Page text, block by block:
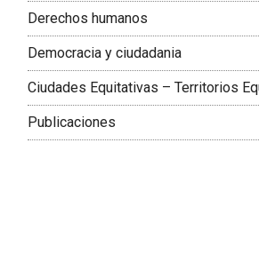
Derechos humanos
Democracia y ciudadania
Ciudades Equitativas – Territorios
Publicaciones